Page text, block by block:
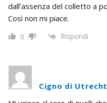
dall’assenza del colletto a
Così non mi piace.
0 Rispondi
Cigno di Utrecht